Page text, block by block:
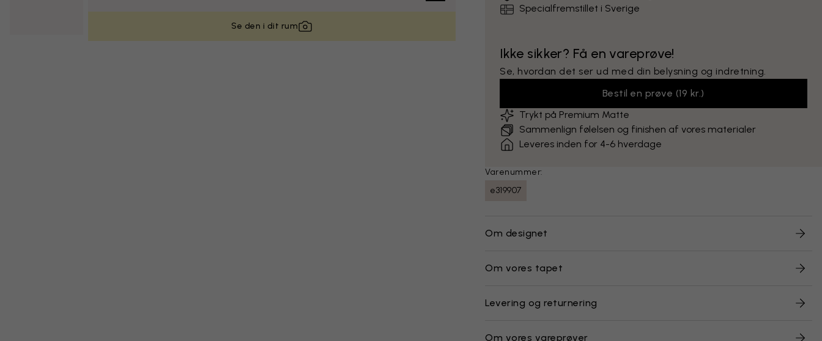
Se den i dit rum
Specialfremstillet i Sverige
Ikke sikker? Få en vareprøve!
Se, hvordan det ser ud med din belysning og indretning.
Bestil en prøve (19 kr.)
Trykt på Premium Matte
Sammenlign følelsen og finishen af vores materialer
Leveres inden for 4-6 hverdage
Varenummer:
e319907
Om designet
Om vores tapet
Levering og returnering
Om vores vareprøver